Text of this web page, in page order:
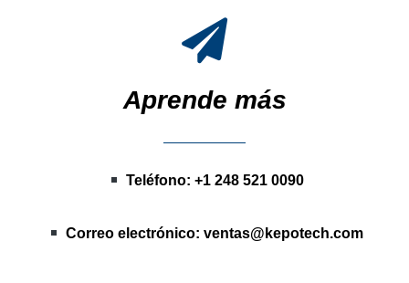
Aprende más
Teléfono: +1 248 521 0090
Correo electrónico:ventas@kepotech.com